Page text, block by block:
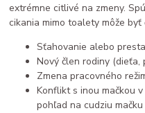
extrémne citlivé na zmeny.
cikania mimo toalety môže byť
Sťahovanie alebo
Nový člen rodiny (dieťa,
Zmena pracovného
Konflikt s inou mačkou
pohľad na cudziu